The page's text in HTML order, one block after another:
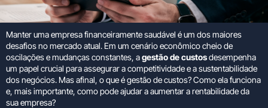
Manter uma empresa financeiramente saudável é um dos maiores
desafios no mercado atual. Em um cenário econômico cheio de
oscilações e mudanças constantes, agestão de custosdesempenha
um papel crucial para assegurar a competitividade e a sustentabilidade
dos negócios. Mas afinal, o que é gestão de custos? Como ela funciona
e, mais importante, como pode ajudar a aumentar a rentabilidade da
sua empresa?